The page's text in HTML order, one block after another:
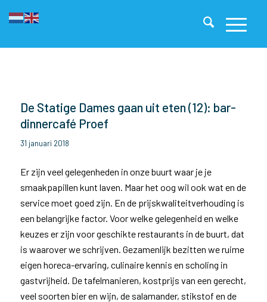
De Statige Dames gaan uit eten (12): bar-
dinnercafé Proef
31 januari 2018
Er zijn veel gelegenheden in onze buurt waar je je
smaakpapillen kunt laven. Maar het oog wil ook wat en de
service moet goed zijn. En de prijskwaliteitverhouding is
een belangrijke factor. Voor welke gelegenheid en welke
keuzes er zijn voor geschikte restaurants in de buurt, dat
is waarover we schrijven. Gezamenlijk bezitten we ruime
eigen horeca-ervaring, culinaire kennis en scholing in
gastvrijheid. De tafelmanieren, kostprijs van een gerecht,
veel soorten bier en wijn, de salamander, stikstof en de